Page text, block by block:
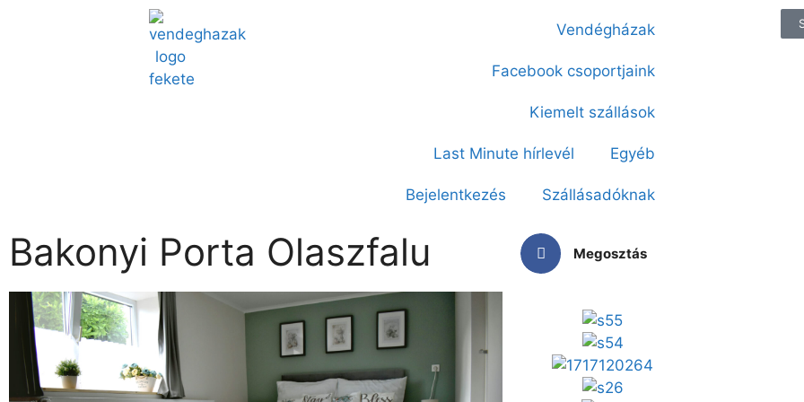
Vendégházak
Facebook csoportjaink
Kiemelt szállások
Last Minute hírlevél Egyéb
Bejelentkezés Szállásadóknak
Bakonyi Porta Olaszfalu Megosztás